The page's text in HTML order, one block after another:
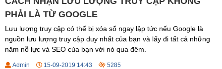
PHẢI LÀ TỪ GOOGLE
Lưu lượng truy cập có thể bị xóa sổ ngay lập tức nếu Google là
nguồn lưu lượng truy cập duy nhất của bạn và lấy đi tất cả những
năm nỗ lực và SEO của bạn với nó qua đêm.
Admin 15-09-2019 14:43 5285